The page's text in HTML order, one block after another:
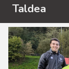
Taldea